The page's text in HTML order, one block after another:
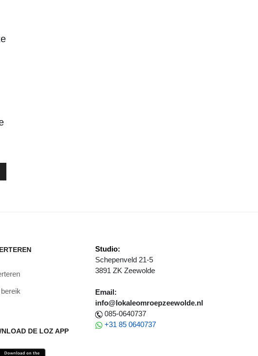
BEWEEGDAG 65+ IN ZEEWOLDE
DE LOZ APP
Studio:
Schepenveld 21-5
3891 ZK Zeewolde
Email:
info@lokaleomroepzeewolde.nl
085-0640737
+31 85 0640737